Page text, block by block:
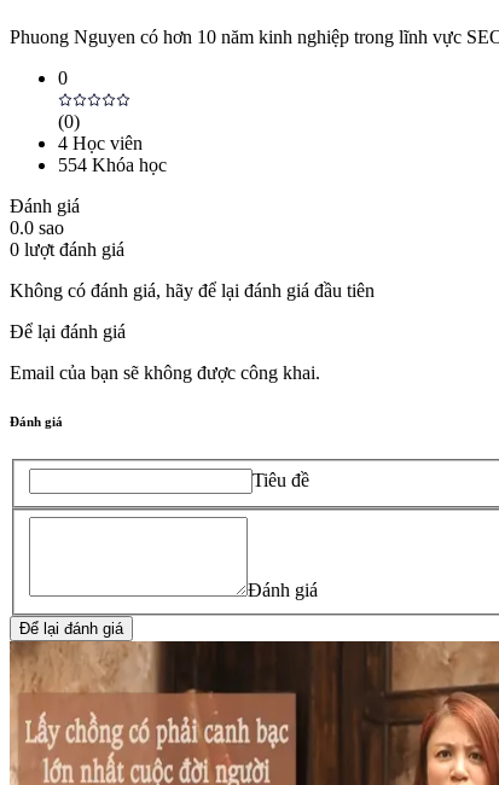
Phuong Nguyen có hơn 10 năm kinh nghiệp trong lĩnh vực
0
(0)
4 Học viên
554 Khóa học
Đánh giá
0.0 sao
0 lượt đánh giá
Không có đánh giá, hãy để lại đánh giá đầu tiên
Để lại đánh giá
Email của bạn sẽ không được công khai.
Đánh giá
Tiêu đề
Đánh giá
Để lại đánh giá